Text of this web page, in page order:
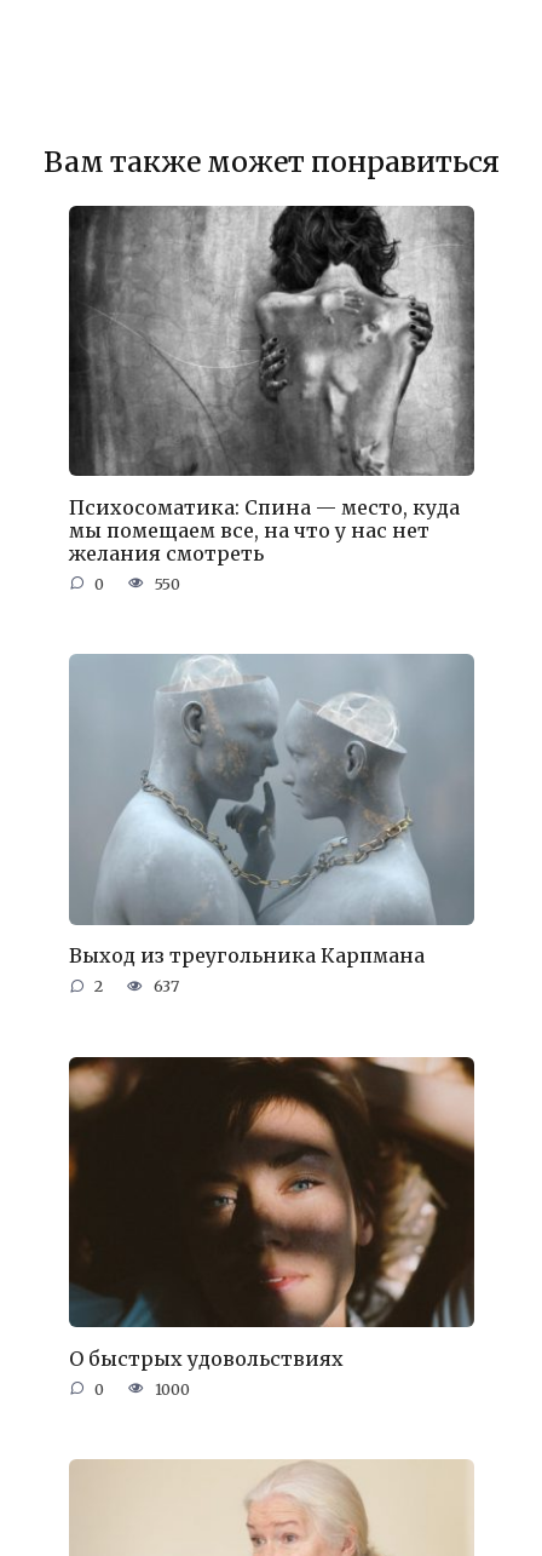
Вам также может понравиться
Психосоматика: Спина — место, куда
мы помещаем все, на что у нас нет
желания смотреть
0 550
Выход из треугольника Карпмана
2 637
О быстрых удовольствиях
0 1000